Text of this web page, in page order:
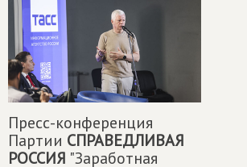
Пресс-конференция
Партии СПРАВЕДЛИВАЯ
РОССИЯ "Заработная